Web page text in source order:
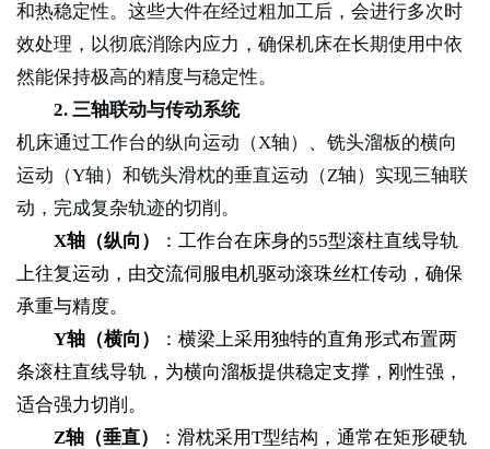
和热稳定性。这些大件在经过粗加工后，会进行多次时
效处理，以彻底消除内应力，确保机床在长期使用中依
然能保持极高的精度与稳定性。
2. 三轴联动与传动系统
机床通过工作台的纵向运动（X轴）、铣头溜板的横向
运动（Y轴）和铣头滑枕的垂直运动（Z轴）实现三轴联
动，完成复杂轨迹的切削。
X轴（纵向）
：工作台在床身的55型滚柱直线导轨
上往复运动，由交流伺服电机驱动滚珠丝杠传动，确保
承重与精度。
Y轴（横向）
：横梁上采用独特的直角形式布置两
条滚柱直线导轨，为横向溜板提供稳定支撑，刚性强，
适合强力切削。
Z轴（垂直）
：滑枕采用T型结构，通常在矩形硬轨